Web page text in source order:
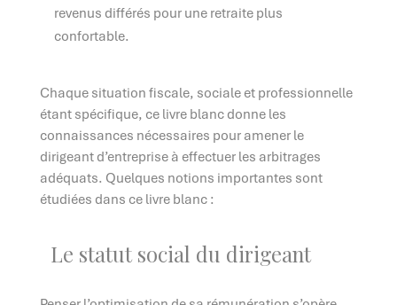
revenus différés pour une retraite plus
confortable.
Chaque situation fiscale, sociale et professionnelle
étant spécifique, ce livre blanc donne les
connaissances nécessaires pour amener le
dirigeant d’entreprise à effectuer les arbitrages
adéquats. Quelques notions importantes sont
étudiées dans ce livre blanc :
Le statut social du dirigeant